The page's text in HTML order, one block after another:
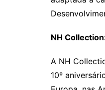
NH
A NH
10º